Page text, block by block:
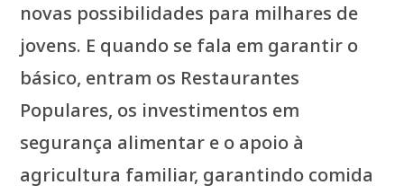
novas possibilidades para milhares de
jovens. E quando se fala em garantir o
básico, entram os Restaurantes
Populares, os investimentos em
segurança alimentar e o apoio à
agricultura familiar, garantindo comida